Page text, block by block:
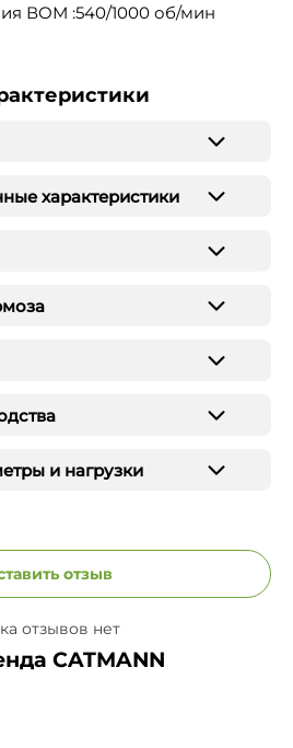
ВОМ :540/1000 об/мин
характеристики
и нагрузки
отзыв
отзывов нет
CATMANN